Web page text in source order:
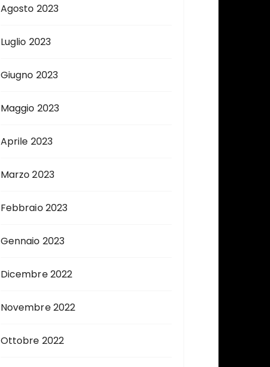
Agosto 2023
Luglio 2023
Giugno 2023
Maggio 2023
Aprile 2023
Marzo 2023
Febbraio 2023
Gennaio 2023
Dicembre 2022
Novembre 2022
Ottobre 2022